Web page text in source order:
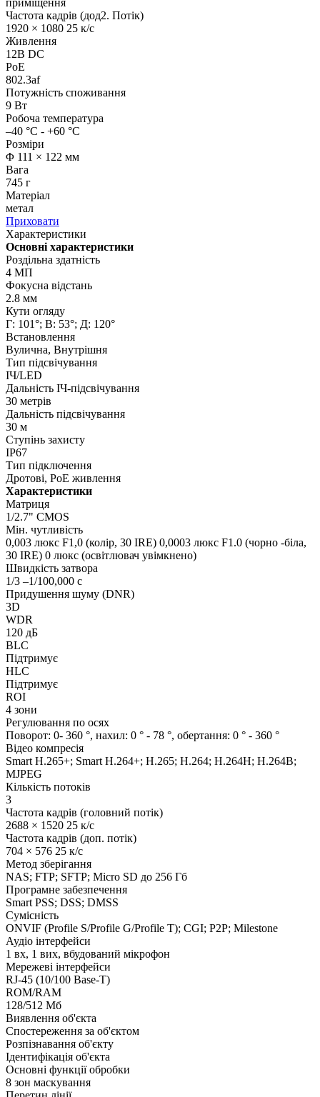
приміщення
Частота кадрів (дод2. Потік)
1920 × 1080 25 к/с
Живлення
12В DC
PoE
802.3af
Потужність споживання
9 Вт
Робоча температура
–40 °C - +60 °C
Розміри
Φ 111 × 122 мм
Вага
745 г
Матеріал
метал
Приховати
Характеристики
Основні характеристики
Роздільна здатність
4 МП
Фокусна відстань
2.8 мм
Кути огляду
Г: 101°; В: 53°; Д: 120°
Встановлення
Вулична, Внутрішня
Тип підсвічування
ІЧ/LED
Дальність ІЧ-підсвічування
30 метрів
Дальність підсвічування
30 м
Ступінь захисту
IP67
Тип підключення
Дротові, PoE живлення
Характеристики
Матриця
1/2.7" CMOS
Мін. чутливість
0,003 люкс F1,0 (колір, 30 IRE) 0,0003 люкс F1.0 (чорно -біла,
30 IRE) 0 люкс (освітлювач увімкнено)
Швидкість затвора
1/3 –1/100,000 с
Придушення шуму (DNR)
3D
WDR
120 дБ
BLC
Підтримує
HLC
Підтримує
ROI
4 зони
Регулювання по осях
Поворот: 0- 360 °, нахил: 0 ° - 78 °, обертання: 0 ° - 360 °
Відео компресія
Smart H.265+; Smart H.264+; H.265; H.264; H.264H; H.264B;
MJPEG
Кількість потоків
3
Частота кадрів (головний потік)
2688 × 1520 25 к/с
Частота кадрів (доп. потік)
704 × 576 25 к/с
Метод зберігання
NAS; FTP; SFTP; Micro SD до 256 Гб
Програмне забезпечення
Smart PSS; DSS; DMSS
Сумісність
ONVIF (Profile S/Profile G/Profile T); CGI; P2P; Milestone
Аудіо інтерфейси
1 вх, 1 вих, вбудований мікрофон
Мережеві інтерфейси
RJ-45 (10/100 Base-T)
ROM/RAM
128/512 Мб
Виявлення об'єкта
Спостереження за об'єктом
Розпізнавання об'єкту
Ідентифікація об'єкта
Основні функції обробки
8 зон маскування